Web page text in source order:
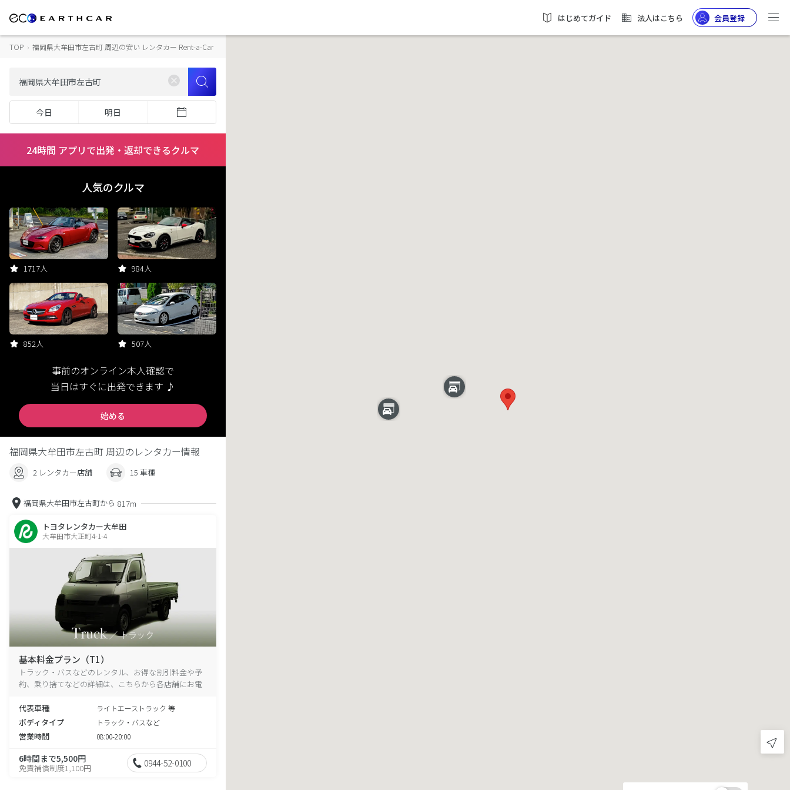
はじめてガイド 法人はこちら 会員登録
TOP › 福岡県大牟田市左古町 周辺の安い レンタカー Rent-a-Car
今日 明日
24時間 アプリで出発・返却できるクルマ
人気のクルマ
1717人 984人
852人 507人
事前のオンライン本人確認で
当日はすぐに出発できます ♪
始める
福岡県大牟田市左古町 周辺のレンタカー情報
2 レンタカー店舗 15 車種
福岡県大牟田市左古町から 817m
トヨタレンタカー大牟田
大牟田市大正町4-1-4
基本料金プラン（T1）
トラック・バスなどのレンタル、お得な割引料金や予
約、乗り捨てなどの詳細は、こちらから各店舗にお電
代表車種
ライトエーストラック 等
ボディタイプ トラック・バスなど
営業時間 08:00-20:00
6時間まで5,500円
免責補償制度1,100円 0944-52-0100